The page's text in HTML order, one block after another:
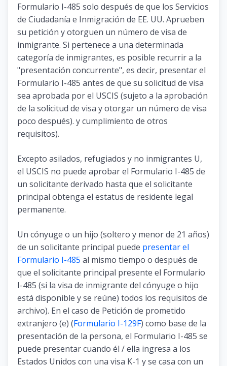
Formulario I-485 solo después de que los Servicios
de Ciudadanía e Inmigración de EE. UU. Aprueben
su petición y otorguen un número de visa de
inmigrante. Si pertenece a una determinada
categoría de inmigrantes, es posible recurrir a la
"presentación concurrente", es decir, presentar el
Formulario I-485 antes de que su solicitud de visa
sea aprobada por el USCIS (sujeto a la aprobación
de la solicitud de visa y otorgar un número de visa
poco después). y cumplimiento de otros
requisitos).
Excepto asilados, refugiados y no inmigrantes U,
el USCIS no puede aprobar el Formulario I-485 de
un solicitante derivado hasta que el solicitante
principal obtenga el estatus de residente legal
permanente.
Un cónyuge o un hijo (soltero y menor de 21 años)
de un solicitante principal puede presentar el
Formulario I-485 al mismo tiempo o después de
que el solicitante principal presente el Formulario
I-485 (si la visa de inmigrante del cónyuge o hijo
está disponible y se reúne) todos los requisitos de
archivo). En el caso de Petición de prometido
extranjero (e) (Formulario I-129F) como base de la
presentación de la persona, el Formulario I-485 se
puede presentar cuando él / ella ingresa a los
Estados Unidos con una visa K-1 y se casa con un